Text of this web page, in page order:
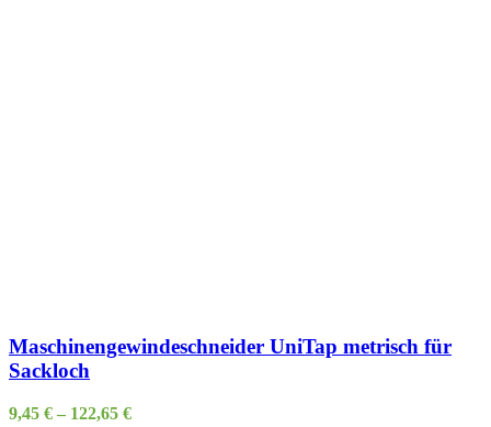
Maschinengewindeschneider UniTap metrisch für
Sackloch
9,45 € – 122,65 €